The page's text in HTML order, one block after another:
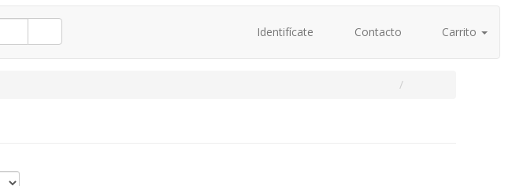
Identifícate Contacto Carrito